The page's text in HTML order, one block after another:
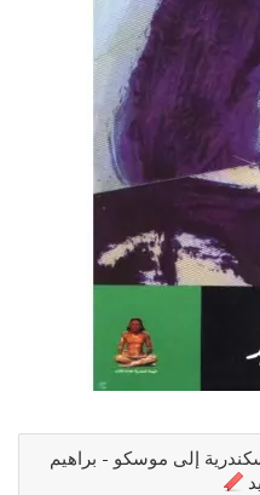
إلى موسكو - براهيم